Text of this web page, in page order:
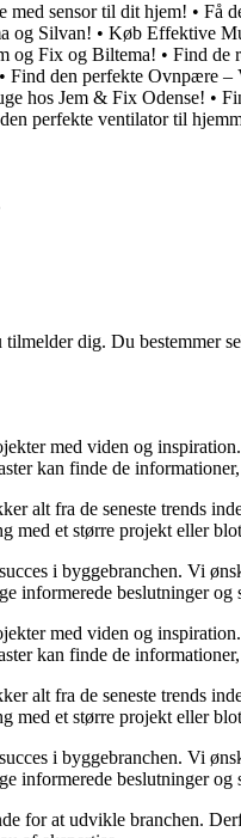
med sensor til dit hjem! • Få
og Silvan! • Køb Effektive
og Fix og Biltema! • Find de
• Find den perfekte Ovnpære –
hos Jem & Fix Odense! •
perfekte ventilator til
dig. Du bestemmer
med viden og
kan finde de
alt fra de seneste trends
med et større projekt eller
i byggebranchen. Vi
informerede beslutninger og
med viden og
kan finde de
alt fra de seneste trends
med et større projekt eller
i byggebranchen. Vi
informerede beslutninger og
for at udvikle branchen.